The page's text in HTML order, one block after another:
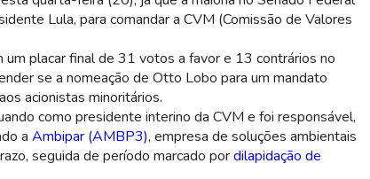
Lula, para comandar a CVM (Comissão de Valores
um placar final de 31 votos a favor e 13 contrários no
se a nomeação de Otto Lobo para um mandato
acionistas minoritários.
como presidente interino da CVM e foi responsável,
a Ambipar (AMBP3), empresa de soluções ambientais
seguida de período marcado pordilapidação de